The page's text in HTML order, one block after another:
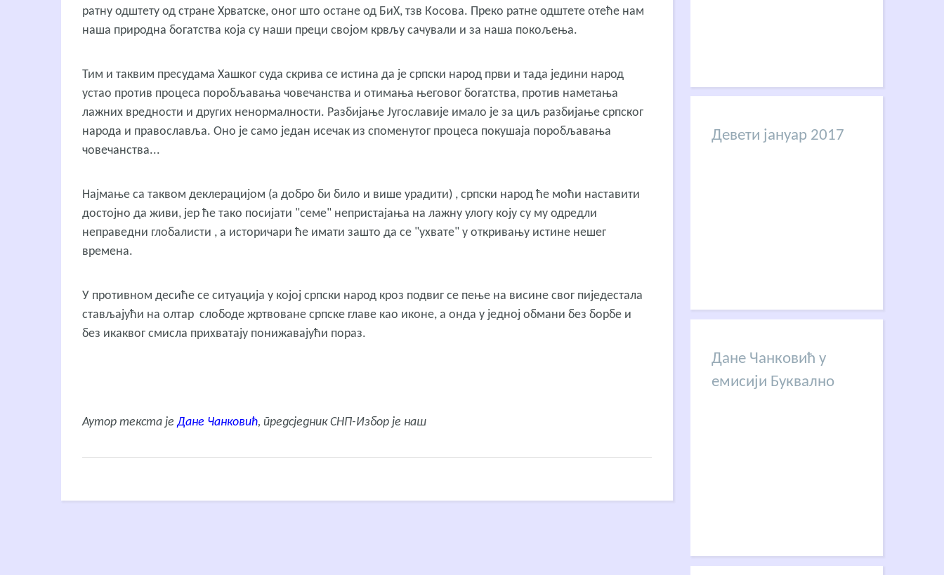
ратну одштету од стране Хрватске, оног што остане од БиХ, тзв Косова. Преко ратне одштете отеће нам
наша природна богатства која су наши преци својом крвљу сачували и за наша покољења.
Тим и таквим пресудама Хашког суда скрива се истина да је српски народ први и тада једини народ
устао против процеса поробљавања човечанства и отимања његовог богатства, против наметања
лажних вредности и других ненормалности. Разбијање Југославије имало је за циљ разбијање српског
народа и православља. Оно је само један исечак из споменутог процеса покушаја поробљавања
човечанства...
Најмање са таквом деклерацијом (а добро би било и више урадити) , српски народ ће моћи наставити
достојно да живи, јер ће тако посијати "семе" непристајања на лажну улогу коју су му одредли
неправедни глобалисти , а историчари ће имати зашто да се "ухвате" у откривању истине нешег
времена.
У противном десиће се ситуација у којој српски народ кроз подвиг се пење на висине свог пиједестала
стављајући на олтар слободе жртвоване српске главе као иконе, а онда у једној обмани без борбе и
без икаквог смисла прихватају понижавајући пораз.
Аутор текста је Дане Чанковић, предсједник СНП-Избор је наш
Девети јануар 2017
Дане Чанковић у
емисији Буквално